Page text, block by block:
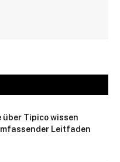
über Tipico wissen
Leitfaden